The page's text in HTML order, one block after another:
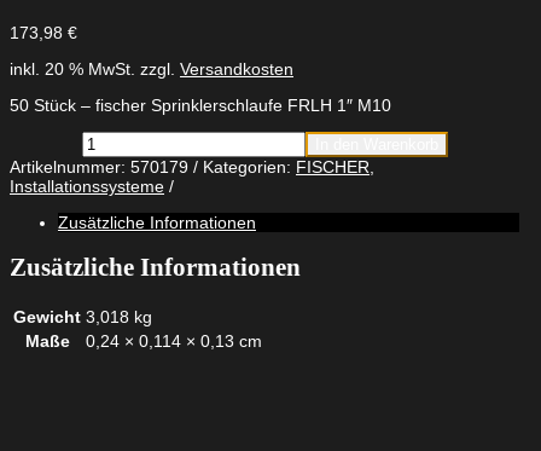
173,98 €
inkl. 20 % MwSt. zzgl. Versandkosten
50 Stück – fischer Sprinklerschlaufe FRLH 1″ M10
fischer
Sprinklerschlaufe
FRLH
1"
M10
Menge
Artikelnummer: 570179 Kategorien: FISCHER
Installationssysteme
Zusätzliche Informationen
Zusätzliche Informationen
Gewicht 3,018 kg
Maße
0,24 × 0,114 × 0,13 cm